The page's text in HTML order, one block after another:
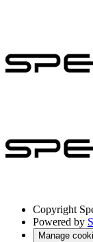
Copyright
Powered by
Manage